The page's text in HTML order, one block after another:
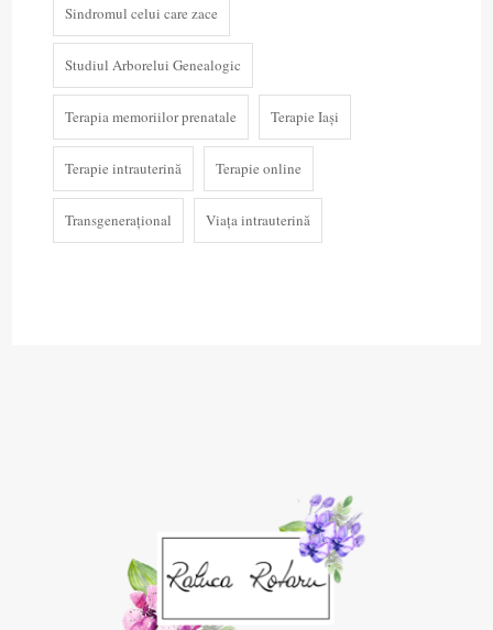
Sindromul celui care zace
Studiul Arborelui Genealogic
Terapia memoriilor prenatale Terapie Iași
Terapie intrauterină Terapie online
Transgenerațional Viața intrauterină